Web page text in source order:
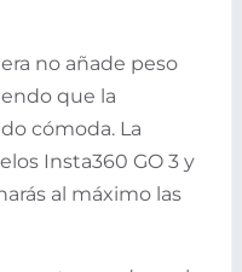
no añade peso
que la
cómoda. La
Insta360 GO 3 y
al máximo las